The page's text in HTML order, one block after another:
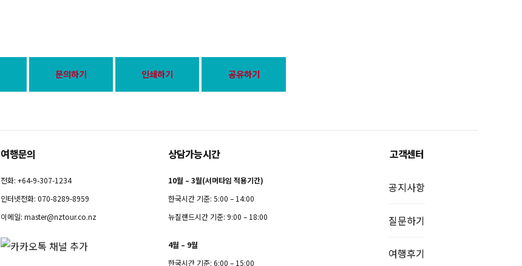
문의하기 인쇄하기 공유하기
여행문의
전화: +64-9-307-1234
인터넷전화: 070-8289-8959
이메일:master@nztour.co.nz
상담가능시간
10월 – 3월(서머타임 적용기간)
한국시간 기준: 5:00 – 14:00
뉴질랜드시간 기준: 9:00 – 18:00
4월 – 9월
한국시간 기준: 6:00 – 15:00
고객센터
공지사항
질문하기
여행후기